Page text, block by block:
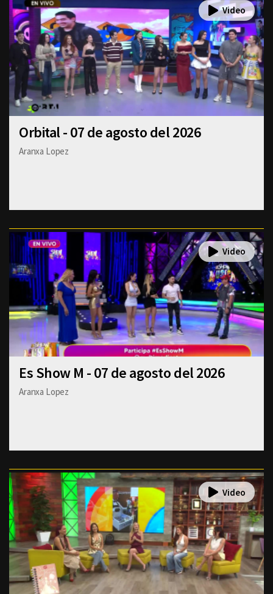
Orbital - 07 de agosto del 2026
Aranxa Lopez
Es Show M - 07 de agosto del 2026
Aranxa Lopez